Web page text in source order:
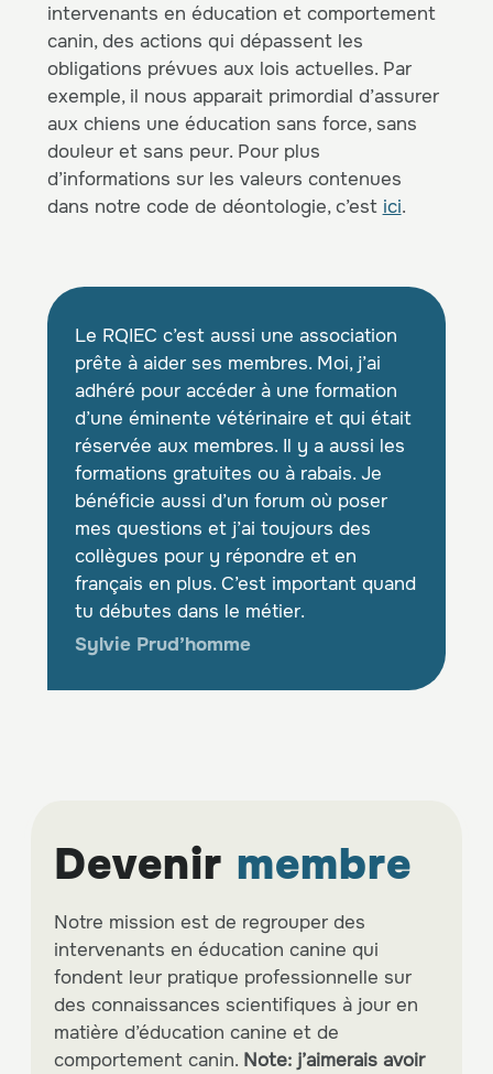
intervenants en éducation et comportement
canin, des actions qui dépassent les
obligations prévues aux lois actuelles. Par
exemple, il nous apparait primordial d’assurer
aux chiens une éducation sans force, sans
douleur et sans peur. Pour plus
d’informations sur les valeurs contenues
dans notre code de déontologie, c’est ici.
Le RQIEC c’est aussi une association
prête à aider ses membres. Moi, j’ai
adhéré pour accéder à une formation
d’une éminente vétérinaire et qui était
réservée aux membres. Il y a aussi les
formations gratuites ou à rabais. Je
bénéficie aussi d’un forum où poser
mes questions et j’ai toujours des
collègues pour y répondre et en
français en plus. C’est important quand
tu débutes dans le métier.
Sylvie Prud’homme
Devenir membre
Notre mission est de regrouper des
intervenants en éducation canine qui
fondent leur pratique professionnelle sur
des connaissances scientifiques à jour en
matière d’éducation canine et de
comportement canin. Note: j’aimerais avoir